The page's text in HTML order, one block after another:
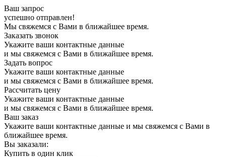
Ваш запрос
успешно отправлен!
Мы свяжемся с Вами в ближайшее время.
Заказать звонок
Укажите ваши контактные данные
и мы свяжемся с Вами в ближайшее время.
Задать вопрос
Укажите ваши контактные данные
и мы свяжемся с Вами в ближайшее время.
Рассчитать цену
Укажите ваши контактные данные
и мы свяжемся с Вами в ближайшее время.
Ваш заказ
Укажите ваши контактные данные и мы свяжемся с Вами в
ближайшее время.
Вы заказали:
Купить в один клик